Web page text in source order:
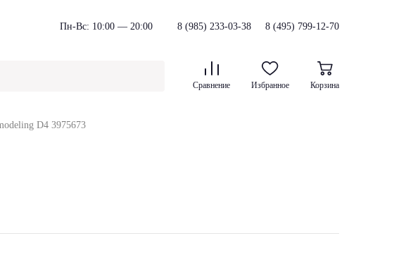
Пн-Вс: 10:00 — 20:00 8 (985) 233-03-38 8 (495) 799-12-70
Сравнение Избранное Корзина
D4 3975673